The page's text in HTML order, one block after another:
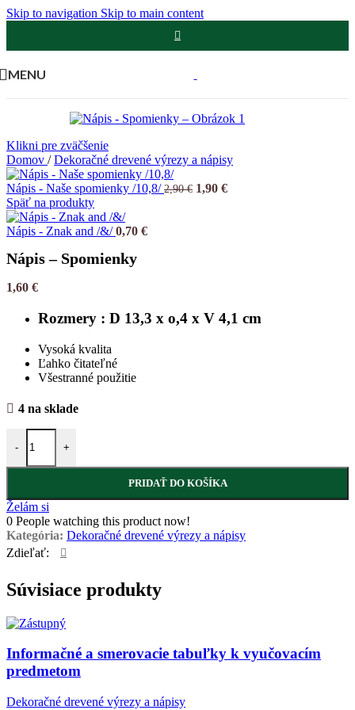
Skip to navigation Skip to main content
MENU
Klikni pre zväčšenie
Domov / Dekoračné drevené výrezy a nápisy
Nápis - Naše spomienky /10,8/2,90€ Pôvodná
1,90 €Aktuálna
Späť na produkty
Nápis - Znak and /&/0,70 €
Nápis – Spomienky
1,60 €
Rozmery : D 13,3 x o,4 x V 4,1 cm
Vysoká kvalita
Ľahko čitateľné
Všestranné použitie
4 na sklade
-
množstvo Nápis - Spomienky
+
PRIDAŤ DO KOŠÍKA
Želám si
0 People watching this product now!
Kategória: Dekoračné drevené výrezy a nápisy
Zdieľať:
Súvisiace produkty
Informačné a smerovacie tabuľky k vyučovacím
predmetom
Dekoračné drevené výrezy a nápisy